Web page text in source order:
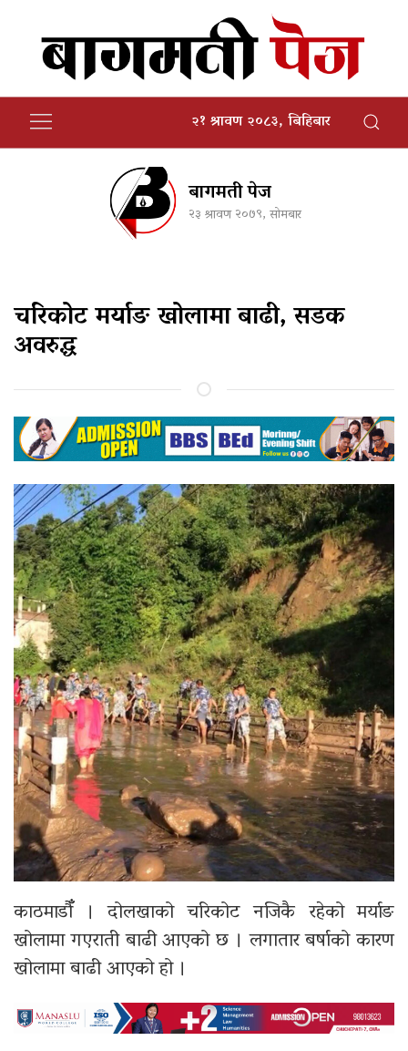
२१ श्रावण २०८३, बिहिबार
बागमती पेज
२३ श्रावण २०७९, सोमबार
चरिकोट मर्याङ खोलामा बाढी, सडक
अवरुद्ध
काठमाडौँँ । दोलखाको चरिकोट नजिकै रहेको मर्याङ
खोलामा गएराती बाढी आएको छ । लगातार बर्षाको कारण
खोलामा बाढी आएको हो ।